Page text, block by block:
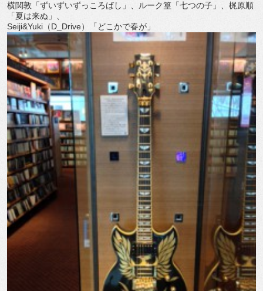
横関敦「ずいずいずっころばし」、ルーク篁「七つの子」、梶原順
「夏は来ぬ」、
Seiji&Yuki（D_Drive）「どこかで春が」